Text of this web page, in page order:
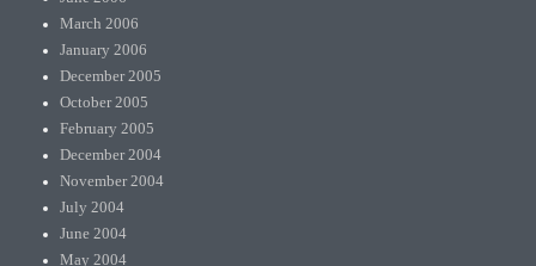
March 2006
January 2006
December 2005
October 2005
February 2005
December 2004
November 2004
July 2004
June 2004
May 2004